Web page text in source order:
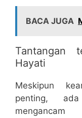
BACA JUGA
Tantangan
Hayati
Meskipun
penting,
mengancam